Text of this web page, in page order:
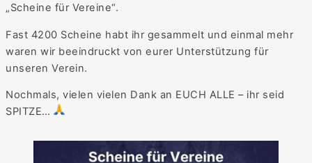
„Scheine für Vereine“.
Fast 4200 Scheine habt ihr gesammelt und einmal mehr
waren wir beeindruckt von eurer Unterstützung für
unseren Verein.
Nochmals, vielen vielen Dank an EUCH ALLE – ihr seid
SPITZE…